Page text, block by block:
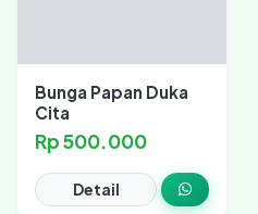
Bunga Papan Duka
Cita
Rp 500.000
Detail